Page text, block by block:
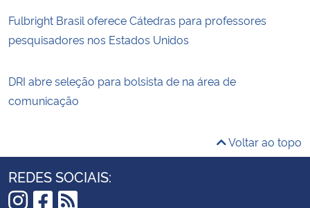
Fulbright Brasil oferece Cátedras para professores
pesquisadores nos Estados Unidos
DRI abre seleção para bolsista de na área de
comunicação
Voltar ao topo
REDES SOCIAIS: